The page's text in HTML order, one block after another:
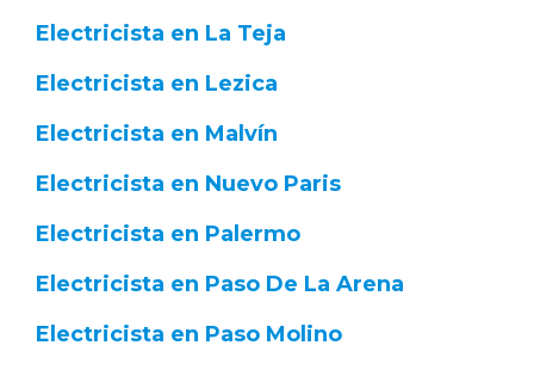
Electricista en La Teja
Electricista en Lezica
Electricista en Malvín
Electricista en Nuevo Paris
Electricista en Palermo
Electricista en Paso De La Arena
Electricista en Paso Molino